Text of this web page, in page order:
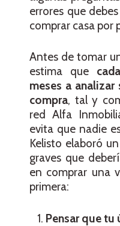
errores que
comprar casa por
Antes de tomar
estima que
meses a
compra, tal y
red Alfa
evita que nadie
Kelisto elaboró
graves que
en comprar una
primera:
Pensar que tu